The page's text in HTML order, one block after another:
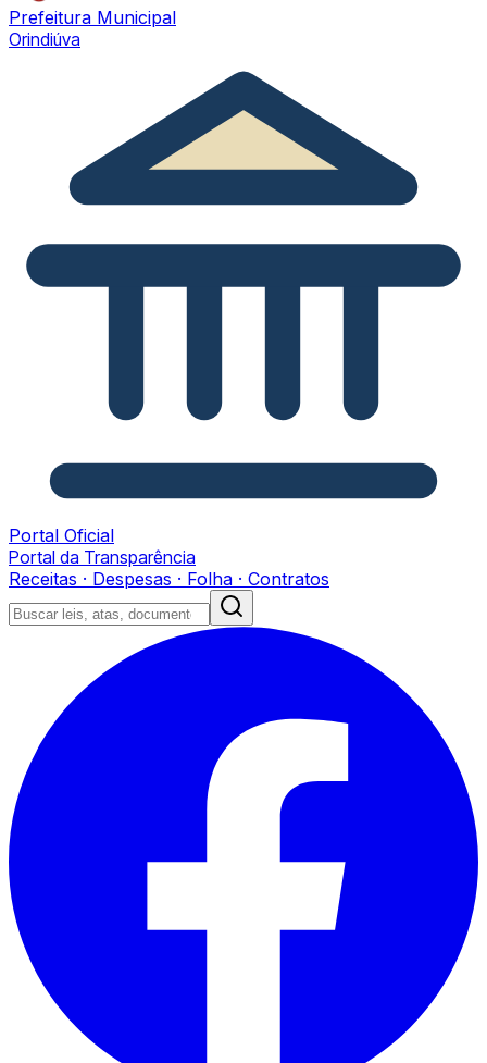
Prefeitura Municipal
Orindiúva
Portal Oficial
Portal da Transparência
Receitas · Despesas · Folha · Contratos